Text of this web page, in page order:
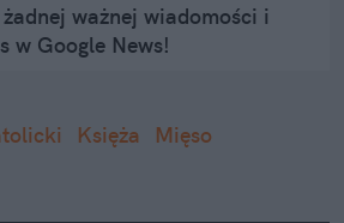
ważnej wiadomości i
w Google News!
Księża
Mięso